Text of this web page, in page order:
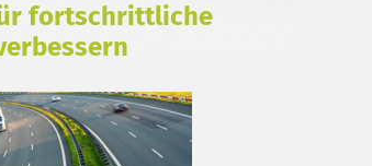
fortschrittliche